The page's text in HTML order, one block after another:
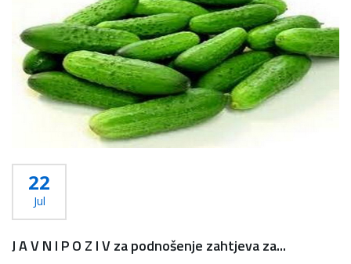
22
Jul
J A V N I P O Z I V za podnošenje zahtjeva za...